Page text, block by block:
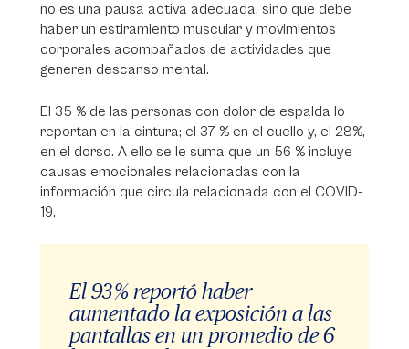
no es una pausa activa adecuada, sino que debe
haber un estiramiento muscular y movimientos
corporales acompañados de actividades que
generen descanso mental.
El 35 % de las personas con dolor de espalda lo
reportan en la cintura; el 37 % en el cuello y, el 28%,
en el dorso. A ello se le suma que un 56 % incluye
causas emocionales relacionadas con la
información que circula relacionada con el COVID-
19.
El 93 % reportó haber
aumentado la exposición a las
pantallas en un promedio de 6